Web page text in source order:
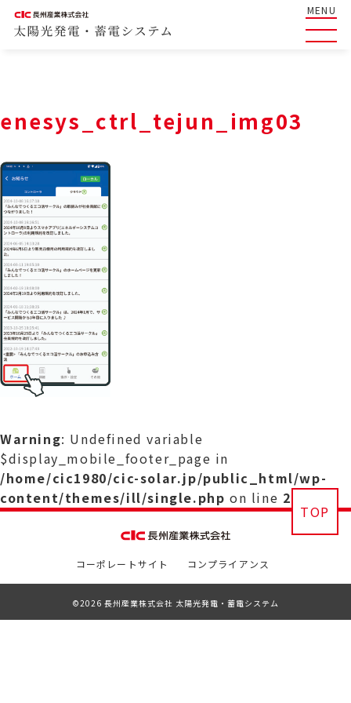
MENU
enesys_ctrl_tejun_img03
Warning: Undefined variable
$display_mobile_footer_page in
/home/cic1980/cic-solar.jp/public_html/wp-
content/themes/ill/single.php on line 29
TOP
コーポレートサイト コンプライアンス
©2026 長州産業株式会社 太陽光発電・蓄電システム